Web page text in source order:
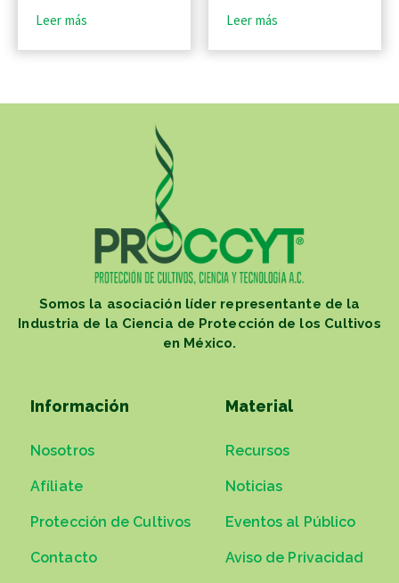
Leer más
Leer más
Somos la asociación líder representante de la
Industria de la Ciencia de Protección de los Cultivos
en México.
Información
Nosotros
Afíliate
Protección de Cultivos
Contacto
Material
Recursos
Noticias
Eventos al Público
Aviso de Privacidad